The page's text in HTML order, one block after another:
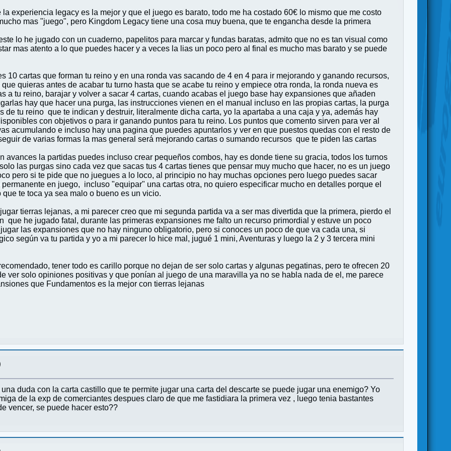
experiencia legacy es la mejor y que el juego es barato, todo me ha costado 60€ lo mismo que me costo
mas "juego", pero Kingdom Legacy tiene una cosa muy buena, que te engancha desde la primera
lo he jugado con un cuaderno, papelitos para marcar y fundas baratas, admito que no es tan visual como
mas atento a lo que puedes hacer y a veces la lias un poco pero al final es mucho mas barato y se puede
10 cartas que forman tu reino y en una ronda vas sacando de 4 en 4 para ir mejorando y ganando recursos,
quieras antes de acabar tu turno hasta que se acabe tu reino y empiece otra ronda, la ronda nueva es
a tu reino, barajar y volver a sacar 4 cartas, cuando acabas el juego base hay expansiones que añaden
hay que hacer una purga, las instrucciones vienen en el manual incluso en las propias cartas, la purga
de tu reino que te indican y destruir, literalmente dicha carta, yo la apartaba a una caja y ya, además hay
con objetivos o para ir ganando puntos para tu reino. Los puntos que comento sirven para ver al
acumulando e incluso hay una pagina que puedes apuntarlos y ver en que puestos quedas con el resto de
de varias formas la mas general será mejorando cartas o sumando recursos que te piden las cartas
avances la partidas puedes incluso crear pequeños combos, hay es donde tiene su gracia, todos los turnos
las purgas sino cada vez que sacas tus 4 cartas tienes que pensar muy mucho que hacer, no es un juego
pero si te pide que no juegues a lo loco, al principio no hay muchas opciones pero luego puedes sacar
en juego, incluso "equipar" una cartas otra, no quiero especificar mucho en detalles porque el
te toca ya sea malo o bueno es un vicio.
tierras lejanas, a mi parecer creo que mi segunda partida va a ser mas divertida que la primera, pierdo el
que he jugado fatal, durante las primeras expansiones me falto un recurso primordial y estuve un poco
las expansiones que no hay ninguno obligatorio, pero si conoces un poco de que va cada una, si
según va tu partida y yo a mi parecer lo hice mal, jugué 1 mini, Aventuras y luego la 2 y 3 tercera mini
tener todo es carillo porque no dejan de ser solo cartas y algunas pegatinas, pero te ofrecen 20
ver solo opiniones positivas y que ponían al juego de una maravilla ya no se habla nada de el, me parece
que Fundamentos es la mejor con tierras lejanas
duda con la carta castillo que te permite jugar una carta del descarte se puede jugar una enemigo? Yo
de la exp de comerciantes despues claro de que me fastidiara la primera vez , luego tenia bastantes
vencer, se puede hacer esto??